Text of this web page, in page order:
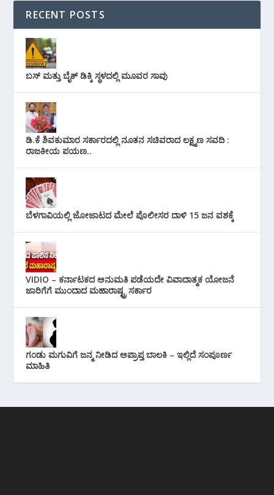
RECENT POSTS
ಬಸ್ ಮತ್ತು ಬೈಕ್ ಡಿಕ್ಕಿ ಸ್ಥಳದಲ್ಲಿ ಮೂವರ ಸಾವು
ಡಿ.ಕೆ ಶಿವಕುಮಾರ ಸರ್ಕಾರದಲ್ಲಿ ನೂತನ ಸಚಿವರಾದ ಲಕ್ಷ್ಮಣ ಸವದಿ :
ರಾಜಕೀಯ ಪಯಣ..
ಬೆಳಗಾವಿಯಲ್ಲಿ ಜೋಜಾಟದ ಮೇಲೆ ಪೊಲೀಸರ ದಾಳಿ 15 ಜನ ವಶಕ್ಕೆ
VIDIO – ಕರ್ನಾಟಕದ ಅನುಮತಿ ಪಡೆಯದೇ ವಿವಾದಾತ್ಮಕ ಯೋಜನೆ
ಜಾರಿಗೆಗೆ ಮುಂದಾದ ಮಹಾರಾಷ್ಟ್ರ ಸರ್ಕಾರ
ಗಂಡು ಮಗುವಿಗೆ ಜನ್ಮ ನೀಡಿದ ಅಪ್ರಾಪ್ತ ಬಾಲಕಿ – ಇಲ್ಲಿದೆ ಸಂಪೂರ್ಣ
ಮಾಹಿತಿ